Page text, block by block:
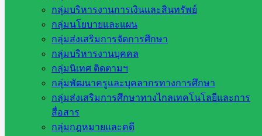
กลุ่มบริหารงานการเงินและสินทรัพย์
กลุ่มนโยบายและแผน
กลุ่มส่งเสริมการจัดการศึกษา
กลุ่มบริหารงานบุคคล
กลุ่มนิเทศ ติดตามฯ
กลุ่มพัฒนาครูและบุคลากรทางการศึกษา
กลุ่มส่งเสริมการศึกษาทางไกลเทคโนโลยีและการ
สื่อสาร
กลุ่มกฎหมายและคดี
ดำเนินการตรวจเยี่ยมเพื่อติดตาม และ
นิเทศการศึกษาโดยคณะกรรมการติดตาม
ตรวจสอบ ประเมินผลและนิเทศการศึกษา
(ก.ต.ป.น.) ของเขตพื้นที่การศึกษา ประจำ
ปีงบประมาณ 2567